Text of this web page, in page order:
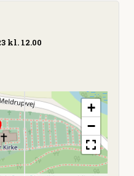
kl. 12.00
+
−